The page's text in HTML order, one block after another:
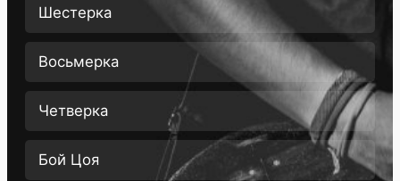
Шестерка
Восьмерка
Четверка
Бой Цоя